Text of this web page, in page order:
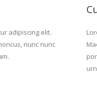
adipiscing elit.
nunc nunc